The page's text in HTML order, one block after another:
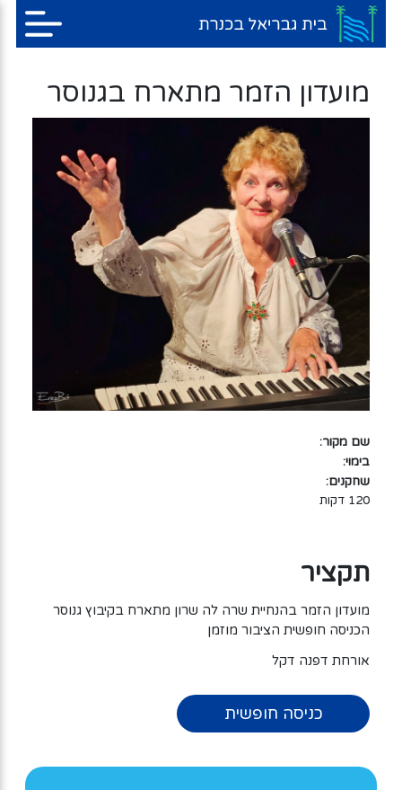
מועדון הזמר מתארח בגנוסר
תקציר
מועדון הזמר בהנחיית שרה לה שרון מתארח בקיבוץ גנוסר
הכניסה חופשית הציבור מוזמן
אורחת דפנה דקל
כניסה חופשית
שם מקור:
בימוי:
שחקנים:
120 דקות